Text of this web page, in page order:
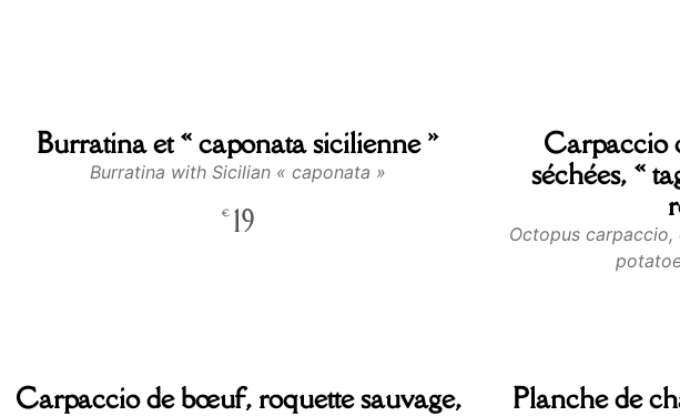
Burratina et « caponata sicilienne »
Burratina with Sicilian « caponata »
€ 19
Carpaccio
séchées, «
Octopus
Carpaccio de bœuf, roquette sauvage,
Planche de